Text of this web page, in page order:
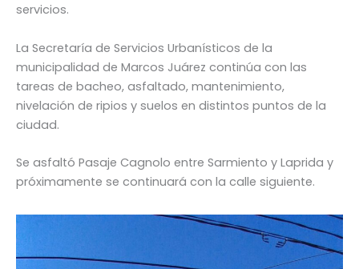
servicios.
La Secretaría de Servicios Urbanísticos de la
municipalidad de Marcos Juárez continúa con las
tareas de bacheo, asfaltado, mantenimiento,
nivelación de ripios y suelos en distintos puntos de la
ciudad.
Se asfaltó Pasaje Cagnolo entre Sarmiento y Laprida y
próximamente se continuará con la calle siguiente.